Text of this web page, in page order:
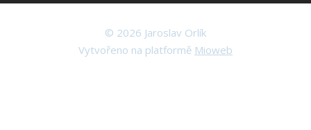
© 2026 Jaroslav Orlík
Vytvořeno na platformě Mioweb